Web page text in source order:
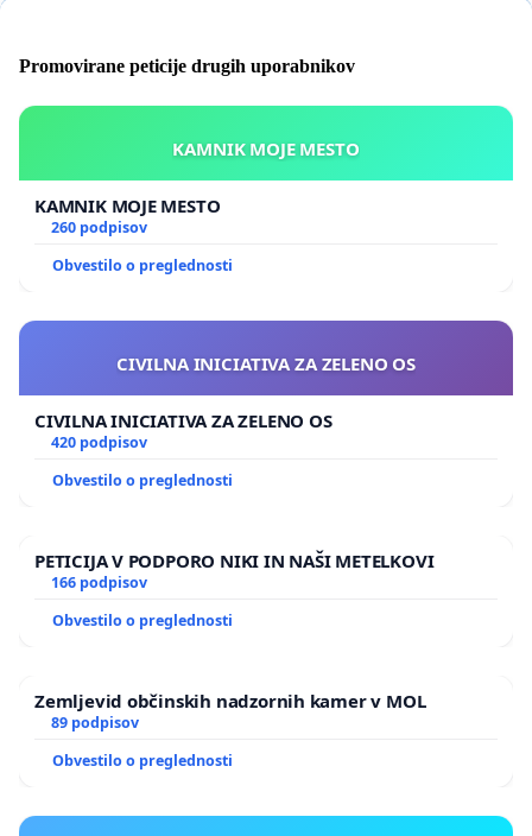
Promovirane peticije drugih uporabnikov
KAMNIK MOJE MESTO
KAMNIK MOJE MESTO
260 podpisov
Obvestilo o preglednosti
CIVILNA INICIATIVA ZA ZELENO OS
CIVILNA INICIATIVA ZA ZELENO OS
420 podpisov
Obvestilo o preglednosti
PETICIJA V PODPORO NIKI IN NAŠI METELKOVI
166 podpisov
Obvestilo o preglednosti
Zemljevid občinskih nadzornih kamer v MOL
89 podpisov
Obvestilo o preglednosti